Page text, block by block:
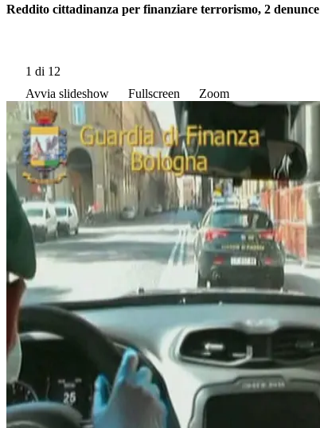
Reddito cittadinanza per finanziare terrorismo, 2 denunce
1 di 12
Avvia slideshow
Fullscreen Zoom